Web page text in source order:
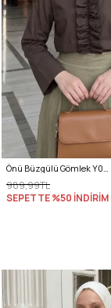
Önü Büzgülü Gömlek Y0125 - KAHVERENGİ
989,99TL
SEPETTE %50 İNDİRİM